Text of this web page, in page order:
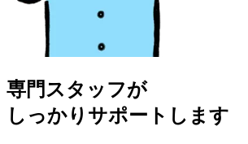
専門スタッフが
しっかりサポートします